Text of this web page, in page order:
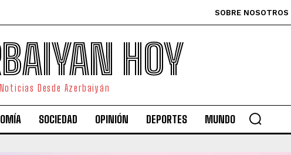
SOBRE NOSOTROS
HOY
Noticias Desde Azerbaiyán
SOCIEDAD OPINIÓN DEPORTES MUNDO